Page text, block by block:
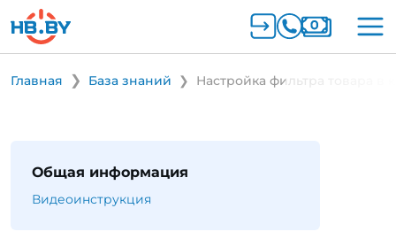
Главная База знаний Настройка фильтра товара в
Общая информация
Видеоинструкция